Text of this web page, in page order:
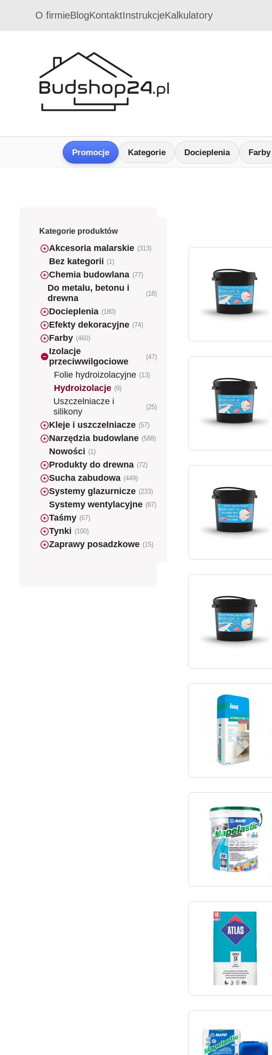
O firmieBlogKontaktInstrukcjeKalkulatory
Promocje Kategorie Docieplenia Farby
Kategorie produktów
Akcesoria malarskie (313)
Bez kategorii (1)
Chemia budowlana (77)
Do metalu, betonu i
drewna
(18)
Docieplenia (180)
Efekty dekoracyjne (74)
Farby (460)
Izolacje
przeciwwilgociowe
(47)
Folie hydroizolacyjne (13)
Hydroizolacje (9)
Uszczelniacze i
silikony
(25)
Kleje i uszczelniacze (57)
Narzędzia budowlane (588)
Nowości (1)
Produkty do drewna (72)
Sucha zabudowa (449)
Systemy glazurnicze (233)
Systemy wentylacyjne (87)
Taśmy (67)
Tynki (100)
Zaprawy posadzkowe (15)